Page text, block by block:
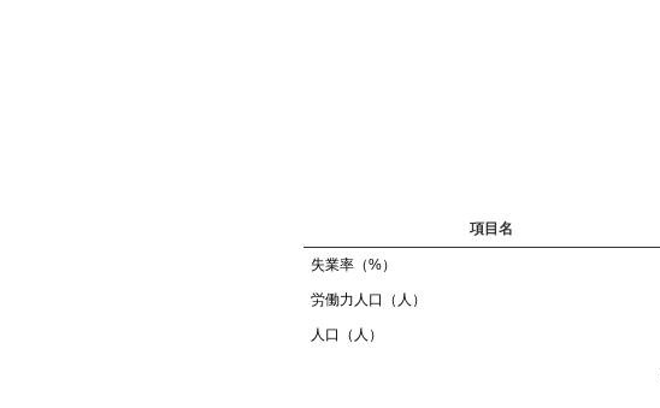
項目名
失業率（%）
労働力人口（人）
人口（人）